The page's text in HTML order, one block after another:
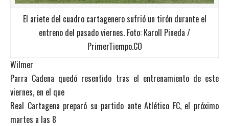
El ariete del cuadro cartagenero sufrió un tirón durante el
entreno del pasado viernes. Foto: Karoll Pineda /
PrimerTiempo.CO
Wilmer
Parra Cadena quedó resentido tras el entrenamiento de este
viernes, en el que
Real Cartagena preparó su partido ante Atlético FC, el próximo
martes a las 8